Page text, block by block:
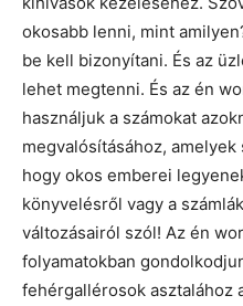
okosabb lenni, mint
be kell bizonyítani. És az
lehet megtenni. És az én
használjuk a számokat
megvalósításához,
hogy okos emberei
könyvelésről vagy a
változásairól szól! Az én
folyamatokban
fehérgallérosok asztalához